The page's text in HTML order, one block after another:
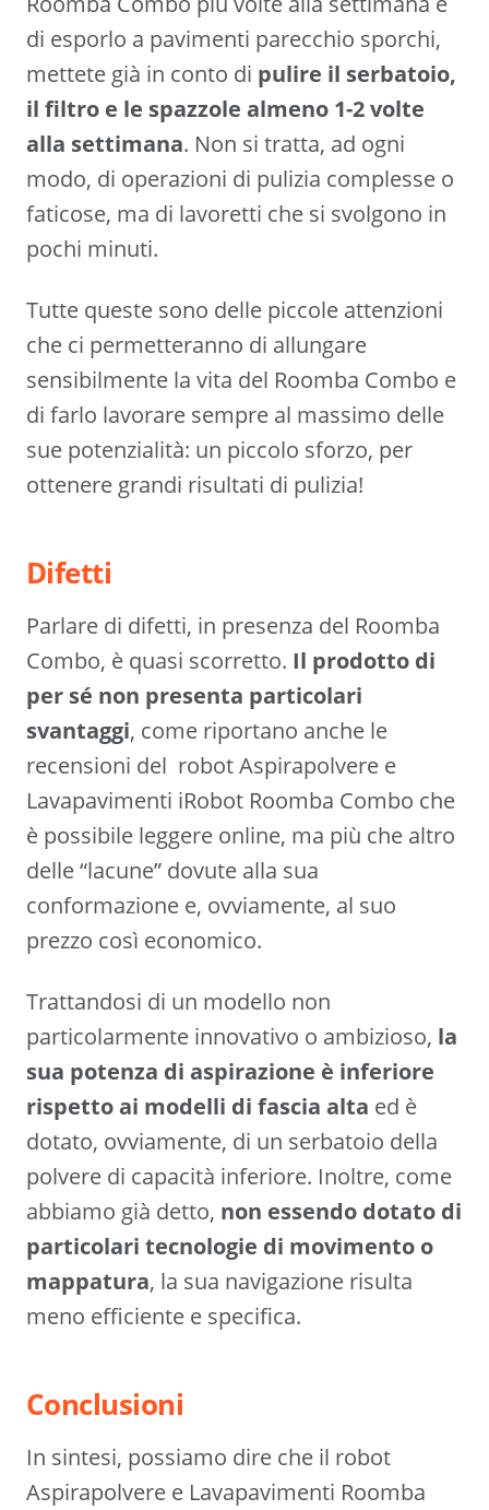
di esporlo a pavimenti parecchio sporchi,
mettete già in conto di pulire il serbatoio,
il filtro e le spazzole almeno 1-2 volte
alla settimana. Non si tratta, ad ogni
modo, di operazioni di pulizia complesse o
faticose, ma di lavoretti che si svolgono in
pochi minuti.
Tutte queste sono delle piccole attenzioni
che ci permetteranno di allungare
sensibilmente la vita del Roomba Combo e
di farlo lavorare sempre al massimo delle
sue potenzialità: un piccolo sforzo, per
ottenere grandi risultati di pulizia!
Difetti
Parlare di difetti, in presenza del Roomba
Combo, è quasi scorretto. Il prodotto di
per sé non presenta particolari
svantaggi, come riportano anche le
recensioni del robot Aspirapolvere e
Lavapavimenti iRobot Roomba Combo che
è possibile leggere online, ma più che altro
delle “lacune” dovute alla sua
conformazione e, ovviamente, al suo
prezzo così economico.
Trattandosi di un modello non
particolarmente innovativo o ambizioso, la
sua potenza di aspirazione è inferiore
rispetto ai modelli di fascia alta ed è
dotato, ovviamente, di un serbatoio della
polvere di capacità inferiore. Inoltre, come
abbiamo già detto, non essendo dotato di
particolari tecnologie di movimento o
mappatura, la sua navigazione risulta
meno efficiente e specifica.
Conclusioni
In sintesi, possiamo dire che il robot
Aspirapolvere e Lavapavimenti Roomba